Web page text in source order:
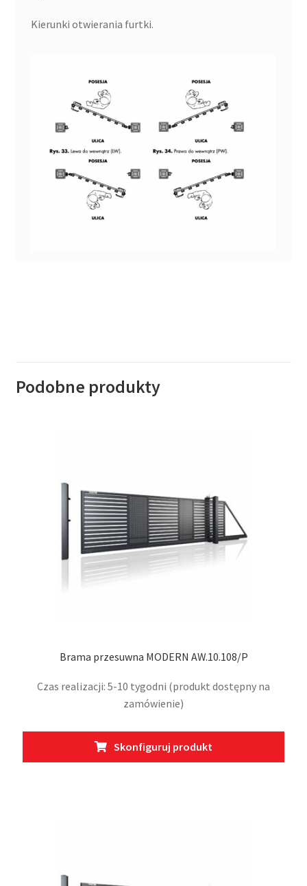
Kierunki otwierania furtki.
Podobne produkty
Brama przesuwna MODERN AW.10.108/P
Czas realizacji: 5-10 tygodni (produkt dostępny na
zamówienie)
Skonfiguruj produkt
Ten